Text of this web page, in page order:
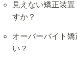
見えない矯正装
すか？
オーバーバイト
い？